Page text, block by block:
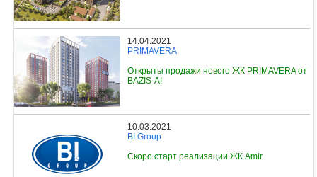
14.04.2021
PRIMAVERA
Открыты продажи нового ЖК PRIMAVERA от
BAZIS-A!
10.03.2021
BI Group
Скоро старт реализации ЖК Amir